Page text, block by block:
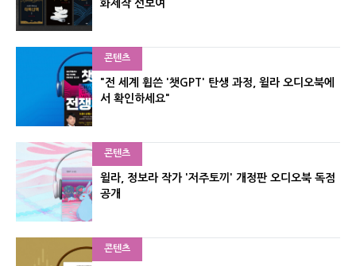
화제작 선보여
콘텐츠
"전 세계 휩쓴 '챗GPT' 탄생 과정, 윌라 오디오북에
서 확인하세요"
콘텐츠
윌라, 정보라 작가 '저주토끼' 개정판 오디오북 독점
공개
콘텐츠